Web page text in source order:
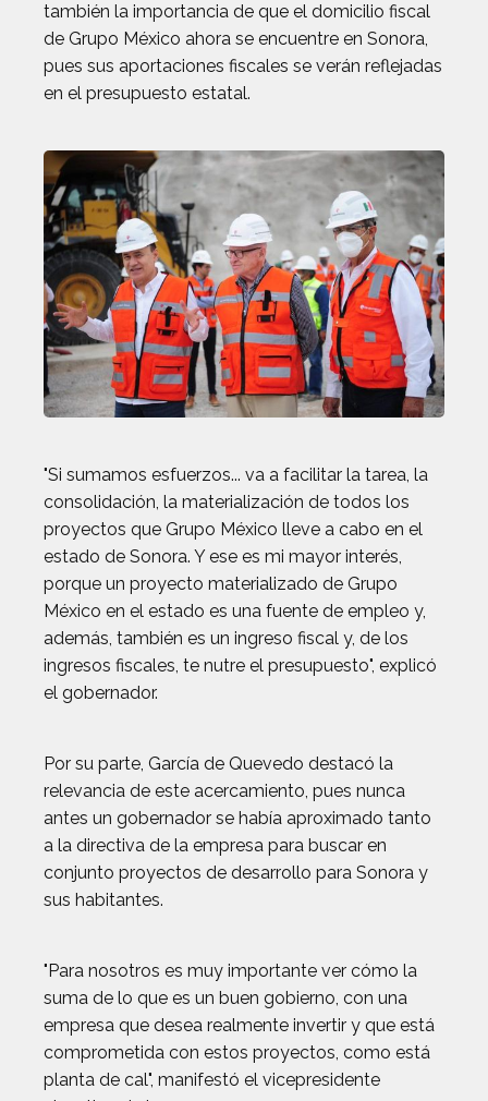
también la importancia de que el domicilio fiscal
de Grupo México ahora se encuentre en Sonora,
pues sus aportaciones fiscales se verán reflejadas
en el presupuesto estatal.
"Si sumamos esfuerzos... va a facilitar la tarea, la
consolidación, la materialización de todos los
proyectos que Grupo México lleve a cabo en el
estado de Sonora. Y ese es mi mayor interés,
porque un proyecto materializado de Grupo
México en el estado es una fuente de empleo y,
además, también es un ingreso fiscal y, de los
ingresos fiscales, te nutre el presupuesto", explicó
el gobernador.
Por su parte, García de Quevedo destacó la
relevancia de este acercamiento, pues nunca
antes un gobernador se había aproximado tanto
a la directiva de la empresa para buscar en
conjunto proyectos de desarrollo para Sonora y
sus habitantes.
"Para nosotros es muy importante ver cómo la
suma de lo que es un buen gobierno, con una
empresa que desea realmente invertir y que está
comprometida con estos proyectos, como está
planta de cal", manifestó el vicepresidente